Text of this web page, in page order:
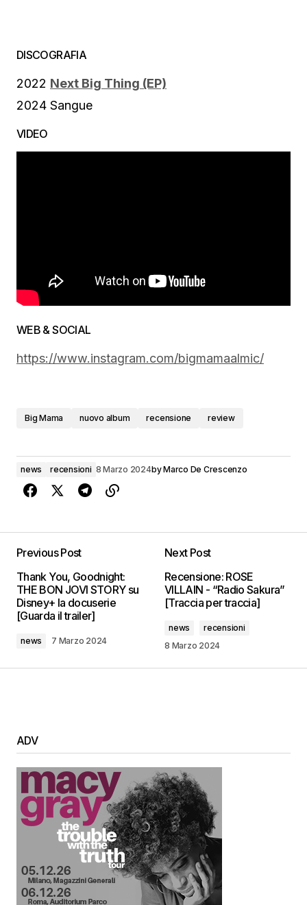
DISCOGRAFIA
2022 Next Big Thing (EP)
2024 Sangue
VIDEO
WEB & SOCIAL
https://www.instagram.com/bigmamaalmic/
Big Mama nuovo album recensione review
news recensioni 8 Marzo 2024byMarco De Crescenzo
Previous Post
Thank You, Goodnight:
THE BON JOVI STORY su
Disney+ la docuserie
[Guarda il trailer]
news 7 Marzo 2024
Next Post
Recensione: ROSE
VILLAIN - “Radio Sakura”
[Traccia per traccia]
news
recensioni
8 Marzo 2024
ADV